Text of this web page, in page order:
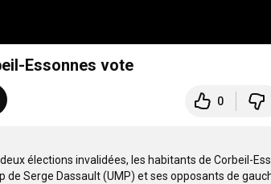
Essonnes vote
0
élections invalidées, les habitants de Corbeil-
Serge Dassault (UMP) et ses opposants de